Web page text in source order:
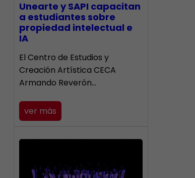
Unearte y SAPI capacitan
a estudiantes sobre
propiedad intelectual e
IA
El Centro de Estudios y
Creación Artística CECA
Armando Reverón…
ver más